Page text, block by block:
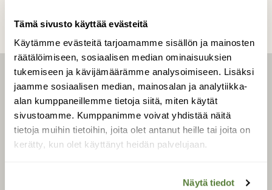
Tämä sivusto käyttää evästeitä
Käytämme evästeitä tarjoamamme sisällön ja mainosten
räätälöimiseen, sosiaalisen median ominaisuuksien
tukemiseen ja kävijämäärämme analysoimiseen. Lisäksi
jaamme sosiaalisen median, mainosalan ja analytiikka-
alan kumppaneillemme tietoja siitä, miten käytät
sivustoamme. Kumppanimme voivat yhdistää näitä
tietoja muihin tietoihin, joita olet antanut heille tai joita on
kerätty, kun olet käyttänyt heidän palvelujaan.
Näytä tiedot
LEHTI
Uusin lehti
Tilaa Suomen Luonto
Tilaa digilukuoikeus
Tilaa uutiskirje